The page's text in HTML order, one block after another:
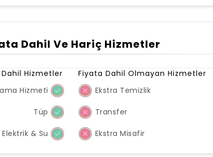
Dahil Ve Hariç Hizmetler
Hizmetler
Hizmeti
Tüp
& Su
Fiyata Dahil Olmayan Hizmetler
Ekstra Temizlik
Transfer
Ekstra Misafir